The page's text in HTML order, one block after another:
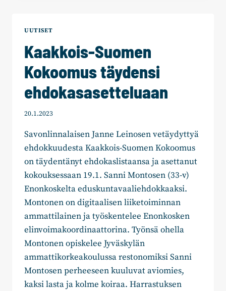
KAIKILLE”
UUTISET
Kaakkois-Suomen
Kokoomus täydensi
ehdokasasetteluaan
20.1.2023
Savonlinnalaisen Janne Leinosen vetäydyttyä
ehdokkuudesta Kaakkois-Suomen Kokoomus
on täydentänyt ehdokaslistaansa ja asettanut
kokouksessaan 19.1. Sanni Montosen (33-v)
Enonkoskelta eduskuntavaaliehdokkaaksi.
Montonen on digitaalisen liiketoiminnan
ammattilainen ja työskentelee Enonkosken
elinvoimakoordinaattorina. Työnsä ohella
Montonen opiskelee Jyväskylän
ammattikorkeakoulussa restonomiksi Sanni
Montosen perheeseen kuuluvat aviomies,
kaksi lasta ja kolme koiraa. Harrastuksen